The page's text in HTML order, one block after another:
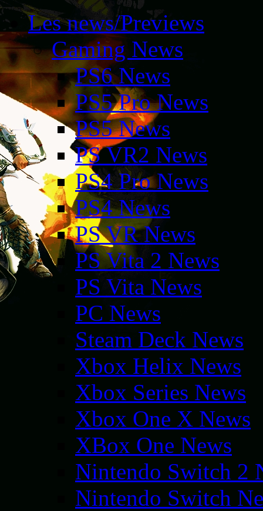
Les news/Previews
Gaming News
PS6 News
PS5 Pro News
PS5 News
PS VR2 News
PS4 Pro News
PS4 News
PS VR News
PS Vita 2 News
PS Vita News
PC News
Steam Deck News
Xbox Helix News
Xbox Series News
Xbox One X News
XBox One News
Nintendo Switch 2
Nintendo Switch